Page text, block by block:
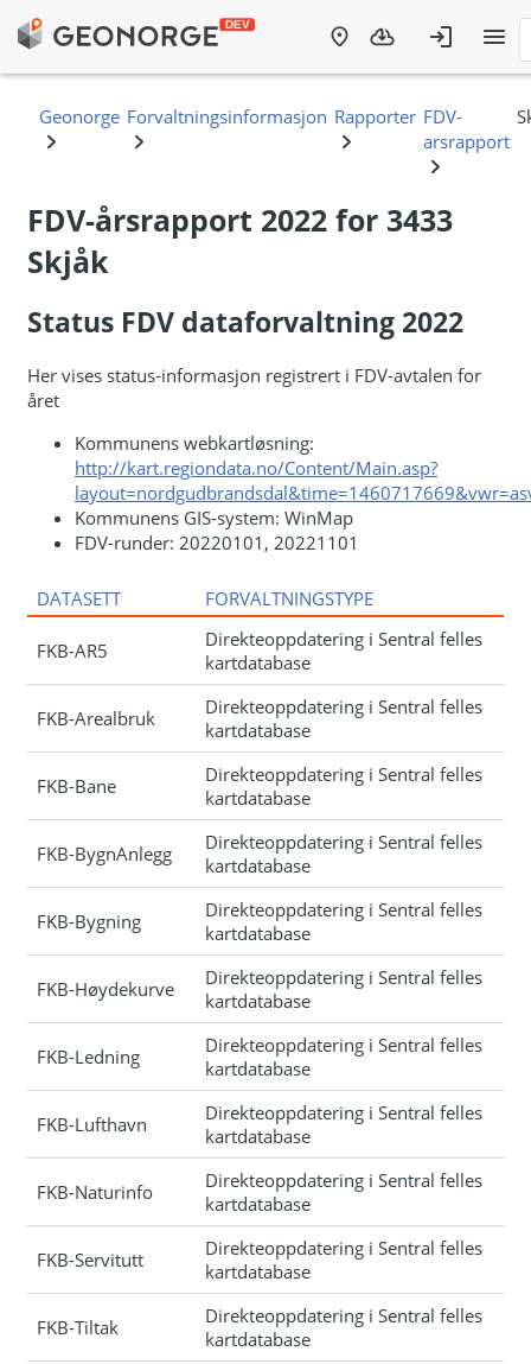
FDV-årsrapport 2022 for 3433
Skjåk
Status FDV dataforvaltning 2022
Her vises status-informasjon registrert i FDV-avtalen for
året
Kommunens webkartløsning:
http://kart.regiondata.no/Content/Main.asp?
Kommunens GIS-system: WinMap
FDV-runder: 20220101, 20221101
DATASETT FORVALTNINGSTYPE
FKB-AR5
Direkteoppdatering i Sentral felles
kartdatabase
FKB-Arealbruk
Direkteoppdatering i Sentral felles
kartdatabase
FKB-Bane
Direkteoppdatering i Sentral felles
kartdatabase
FKB-BygnAnlegg
Direkteoppdatering i Sentral felles
kartdatabase
FKB-Bygning
Direkteoppdatering i Sentral felles
kartdatabase
FKB-Høydekurve
Direkteoppdatering i Sentral felles
kartdatabase
FKB-Ledning
Direkteoppdatering i Sentral felles
kartdatabase
FKB-Lufthavn
Direkteoppdatering i Sentral felles
kartdatabase
FKB-Naturinfo
Direkteoppdatering i Sentral felles
kartdatabase
FKB-Servitutt
Direkteoppdatering i Sentral felles
kartdatabase
FKB-Tiltak
Direkteoppdatering i Sentral felles
kartdatabase